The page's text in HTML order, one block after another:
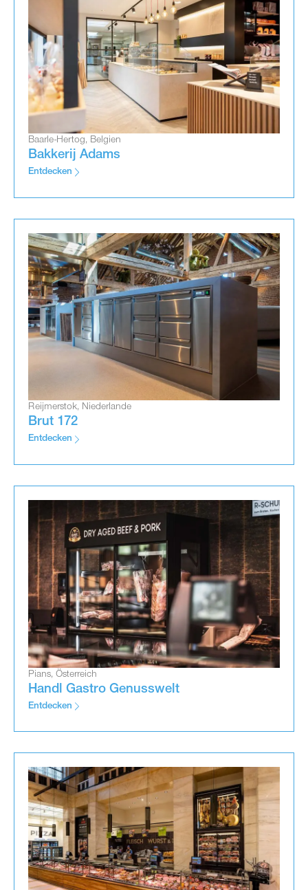
Baarle-Hertog, Belgien
Bakkerij Adams
Entdecken
Reijmerstok, Niederlande
Brut 172
Entdecken
Pians, Österreich
Handl Gastro Genusswelt
Entdecken